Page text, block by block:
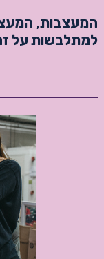
המעצבות,
למתלבשות על זה